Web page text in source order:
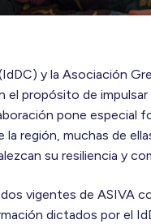
y la Asociación
el propósito de
pone
la región, muchas de
su resiliencia y
vigentes de ASIVA
dictados por el